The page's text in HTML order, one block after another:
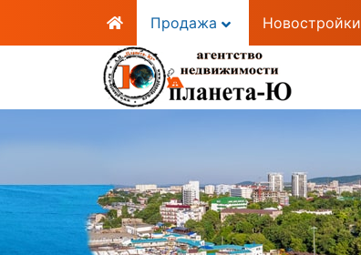
Продажа Новостройки